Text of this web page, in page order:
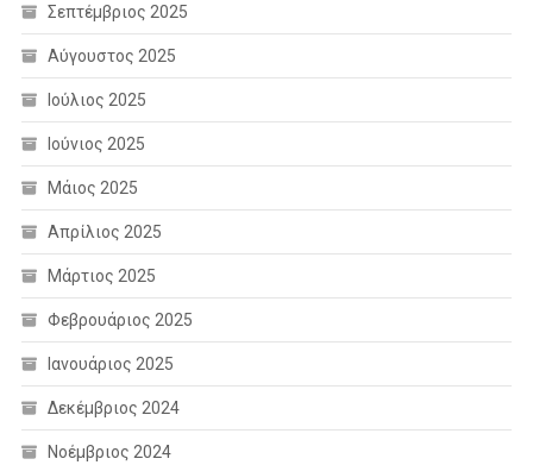
Σεπτέμβριος 2025
Αύγουστος 2025
Ιούλιος 2025
Ιούνιος 2025
Μάιος 2025
Απρίλιος 2025
Μάρτιος 2025
Φεβρουάριος 2025
Ιανουάριος 2025
Δεκέμβριος 2024
Νοέμβριος 2024